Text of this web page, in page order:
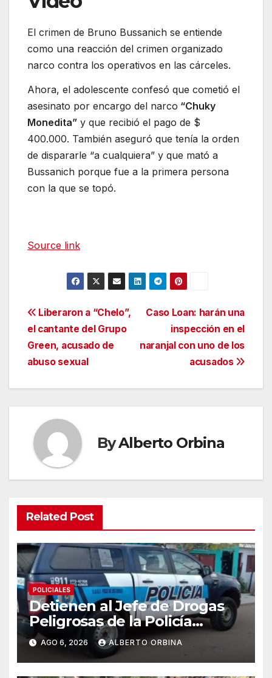
El crimen de Bruno Bussanich se entiende
como una reacción del crimen organizado
narco contra los operativos en las cárceles.
Ahora, el adolescente confesó que cometió el
asesinato por encargo del narco “Chuky
Monedita” y que recibió el pago de $
400.000. También aseguró que tenía la orden
de dispararle “a cualquiera” y que mató a
Bussanich porque fue a la primera persona
con la que se topó.
Source link
Navegación
de
entradas
Caso Loan: harán una
inspección en el
naranjal con uno de los
acusados
Liberaron a “Chelo”,
el cantante del Grupo
Green, acusado de
abuso sexual
ByAlberto Orbina
Related Post
POLICIALES
Detienen al Jefe de Drogas
Peligrosas de la Policía
Federal en Córdoba: enfrenta
varios cargos
AGO 6, 2026 ALBERTO ORBINA